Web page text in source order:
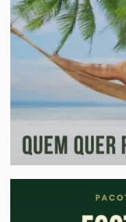
LITORAL